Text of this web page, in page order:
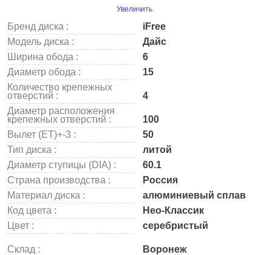
Увеличить
Бренд диска :
iFree
Модель диска :
Дайс
Ширина обода :
6
Диаметр обода :
15
Количество крепежных
отверстий :
4
Диаметр расположения
крепежных отверстий :
100
Вылет (ET)+-3 :
50
Тип диска :
литой
Диаметр ступицы (DIA) :
60.1
Страна производства :
Россия
Материал диска :
алюминиевый сплав
Код цвета :
Нео-Классик
Цвет :
серебристый
Склад : Воронеж